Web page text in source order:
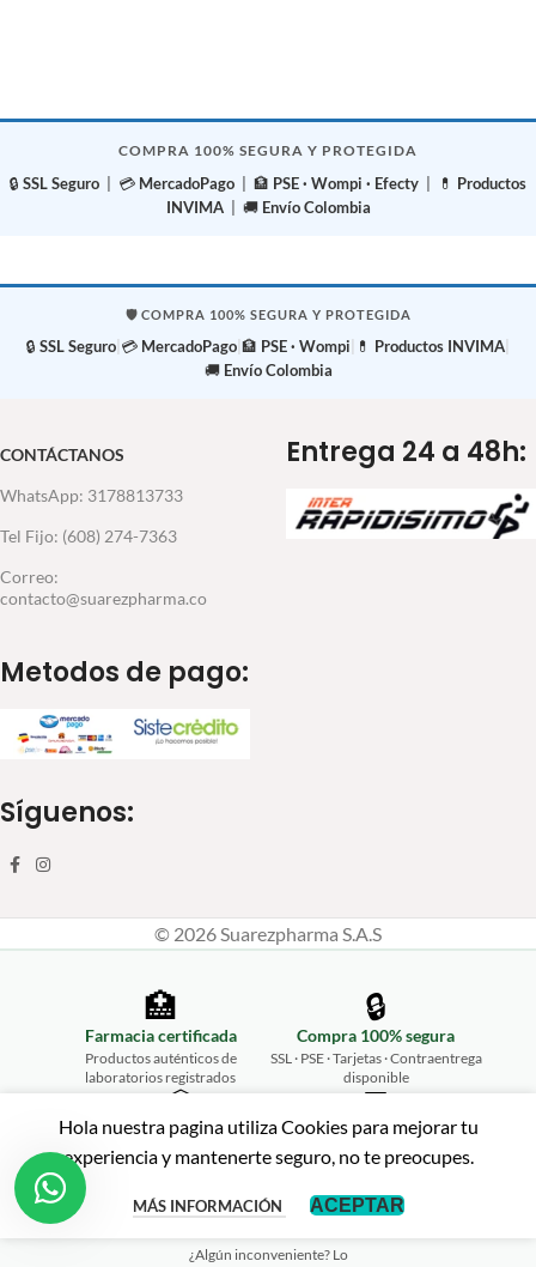
COMPRA 100% SEGURA Y PROTEGIDA
🔒 SSL Seguro | 💳 MercadoPago | 🏦 PSE · Wompi · Efecty | 💊 Productos
INVIMA| 🚚 Envío Colombia
🛡️ COMPRA 100% SEGURA Y PROTEGIDA
🔒 SSL Seguro 💳 MercadoPago 🏦 PSE · Wompi 💊 Productos INVIMA
🚚 Envío Colombia
CONTÁCTANOS
WhatsApp: 3178813733
Tel Fijo: (608) 274-7363
Correo:
contacto@suarezpharma.co
Metodos de pago:
Entrega 24 a 48h:
Síguenos:
© 2026 Suarezpharma S.A.S
Hola nuestra pagina utiliza Cookies para mejorar tu
experiencia y mantenerte seguro, no te preocupes.
MÁS INFORMACIÓN ACEPTAR
🏥
Farmacia certificada
Productos auténticos de
laboratorios registrados
🔒
Compra 100% segura
SSL · PSE · Tarjetas · Contraentrega
disponible
📦
Envíos a todo Colombia
Desde Ibagué hasta tu puerta,
💬
Atención personalizada
WhatsApp 315 461 2675
↩️
¿Algún inconveniente? Lo